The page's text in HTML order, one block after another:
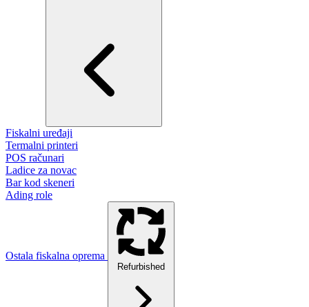
Fiskalni uređaji
Termalni printeri
POS računari
Ladice za novac
Bar kod skeneri
Ading role
Ostala fiskalna oprema
Refurbished